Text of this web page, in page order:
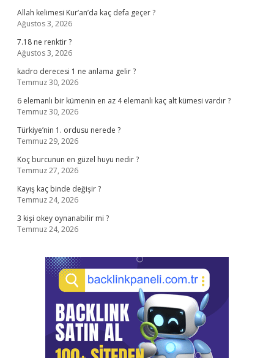
Allah kelimesi Kur’an’da kaç defa geçer ?
Ağustos 3, 2026
7.18 ne renktir ?
Ağustos 3, 2026
kadro derecesi 1 ne anlama gelir ?
Temmuz 30, 2026
6 elemanlı bir kümenin en az 4 elemanlı kaç alt kümesi vardır ?
Temmuz 30, 2026
Türkiye’nin 1. ordusu nerede ?
Temmuz 29, 2026
Koç burcunun en güzel huyu nedir ?
Temmuz 27, 2026
Kayış kaç binde değişir ?
Temmuz 24, 2026
3 kişi okey oynanabilir mi ?
Temmuz 24, 2026